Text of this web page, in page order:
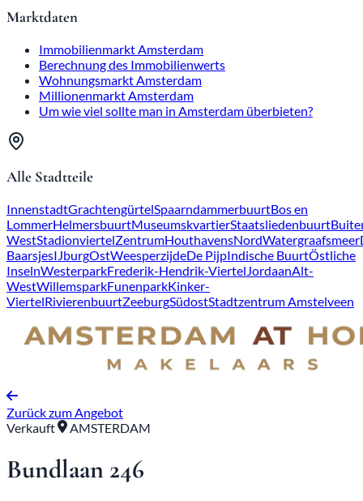
Marktdaten
Immobilienmarkt Amsterdam
Berechnung des Immobilienwerts
Wohnungsmarkt Amsterdam
Millionenmarkt Amsterdam
Um wie viel sollte man in Amsterdam überbieten?
Alle Stadtteile
InnenstadtGrachtengürtelSpaarndammerbuurtBos en
LommerHelmersbuurtMuseumskvartierStaatsliedenbuurt
WestStadionviertelZentrumHouthavensNordWatergraafsmeer
BaarsjesIJburgOstWeesperzijdeDe PijpIndische BuurtÖstliche
InselnWesterparkFrederik-Hendrik-ViertelJordaanAlt-
WestWillemsparkFunenparkKinker-
ViertelRivierenbuurtZeeburgSüdostStadtzentrum Amstelveen
Zurück zum Angebot
Verkauft
AMSTERDAM
Bundlaan 246